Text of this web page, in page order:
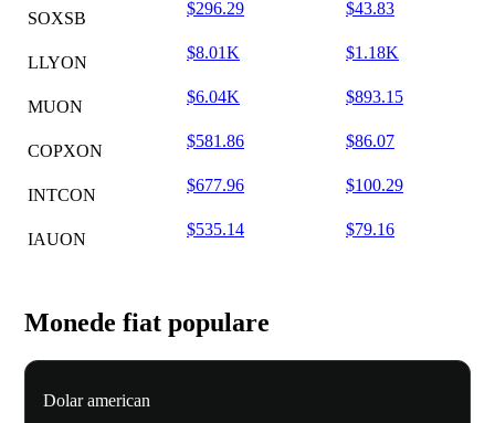
SOXSB
$296.29 $43.83
LLYON
$8.01K $1.18K
MUON
$6.04K $893.15
COPXON
$581.86 $86.07
INTCON
$677.96 $100.29
IAUON
$535.14 $79.16
Monede fiat populare
Dolar american